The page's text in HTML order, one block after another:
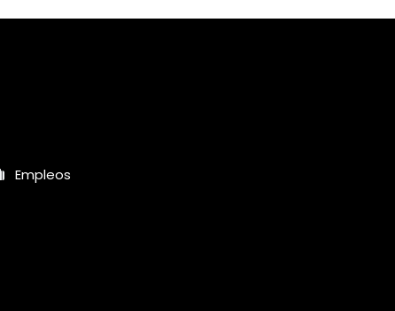
Empleos